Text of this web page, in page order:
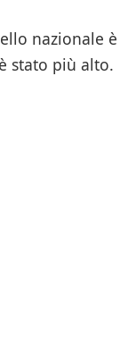
nazionale
stato più alto.